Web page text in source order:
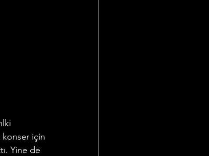
konser için
Yine de